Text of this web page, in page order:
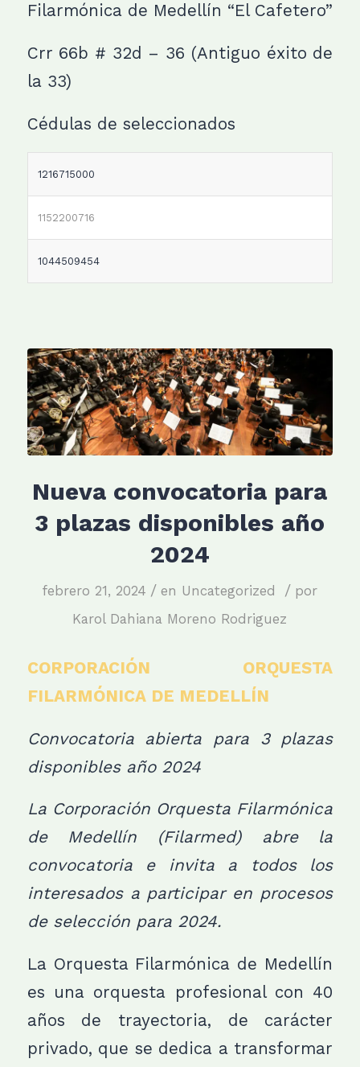
Filarmónica de Medellín “El Cafetero”
Crr 66b # 32d – 36 (Antiguo éxito de
la 33)
Cédulas de seleccionados
1216715000
1152200716
1044509454
Nueva convocatoria para
3 plazas disponibles año
2024
febrero 21, 2024 / en Uncategorized / por
Karol Dahiana Moreno Rodriguez
CORPORACIÓN ORQUESTA
FILARMÓNICA DE MEDELLÍN
Convocatoria abierta para 3 plazas
disponibles año 2024
La Corporación Orquesta Filarmónica
de Medellín (Filarmed) abre la
convocatoria e invita a todos los
interesados a participar en procesos
de selección para 2024.
La Orquesta Filarmónica de Medellín
es una orquesta profesional con 40
años de trayectoria, de carácter
privado, que se dedica a transformar